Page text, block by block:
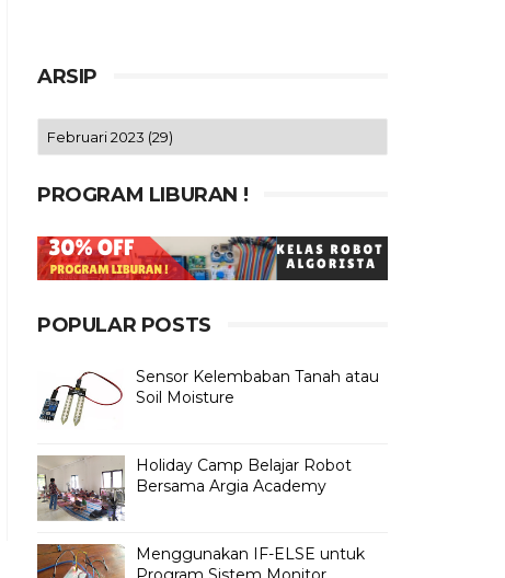
ARSIP
PROGRAM LIBURAN !
POPULAR POSTS
Sensor Kelembaban Tanah atau
Soil Moisture
Holiday Camp Belajar Robot
Bersama Argia Academy
Menggunakan IF-ELSE untuk